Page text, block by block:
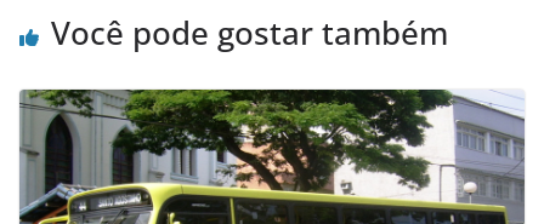
Você pode gostar também